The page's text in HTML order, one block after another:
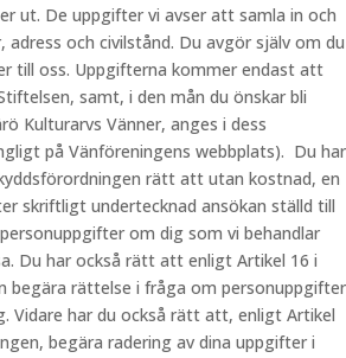
ut. De uppgifter vi avser att samla in och
adress och civilstånd. Du avgör själv om du
till oss. Uppgifterna kommer endast att
samt, i den mån du önskar bli
Kulturarvs Vänner, anges i dess
på Vänföreningens webbplats). Du har
rätt att utan kostnad, en
skriftligt undertecknad ansökan ställd till
om dig som vi behandlar
Du har också rätt att enligt Artikel 16 i
begära rättelse i fråga om personuppgifter
Vidare har du också rätt att, enligt Artikel
begära radering av dina uppgifter i